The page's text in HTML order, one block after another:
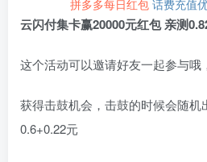
拼多多每日红包 话费充值
云闪付集卡赢20000元红包 亲测
这个活动可以邀请好友一起参与哦
获得击鼓机会，击鼓的时候会随机
0.6+0.22元